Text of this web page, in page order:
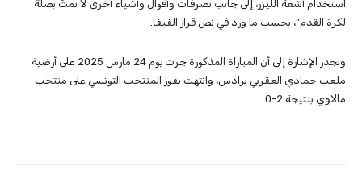
استخدام أشعة الليزر، إلى جانب تصرفات وأقوال وأشياء أخرى لا تمتّ بصلة
لكرة القدم”، بحسب ما ورد في نص قرار الفيفا.
وتجدر الإشارة إلى أن المباراة المذكورة جرت يوم 24 مارس 2025 على أرضية
ملعب حمادي العقربي برادس، وانتهت بفوز المنتخب التونسي على منتخب
مالاوي بنتيجة 2-0.